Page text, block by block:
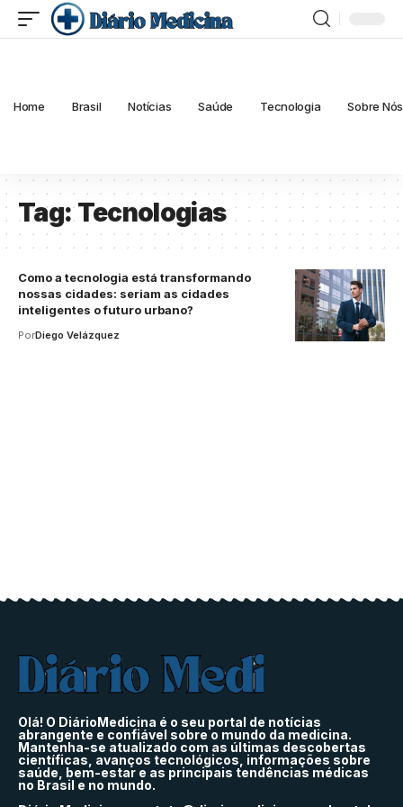
Home Brasil Notícias Saúde Tecnologia Sobre Nós
Tag:Tecnologias
Como a tecnologia está transformando
nossas cidades: seriam as cidades
inteligentes o futuro urbano?
PorDiego Velázquez
Olá! O DiárioMedicina é o seu portal de notícias
abrangente e confiável sobre o mundo da medicina.
Mantenha-se atualizado com as últimas descobertas
científicas, avanços tecnológicos, informações sobre
saúde, bem-estar e as principais tendências médicas
no Brasil e no mundo.